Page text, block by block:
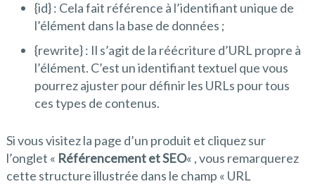
{id} : Cela fait référence à l’identifiant unique de
l’élément dans la base de données ;
{rewrite} : Il s’agit de la réécriture d’URL propre à
l’élément. C’est un identifiant textuel que vous
pourrez ajuster pour définir les URLs pour tous
ces types de contenus.
Si vous visitez la page d’un produit et cliquez sur
l’onglet « Référencement et SEO« , vous remarquerez
cette structure illustrée dans le champ « URL